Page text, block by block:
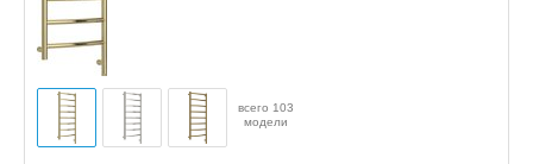
всего 103
модели